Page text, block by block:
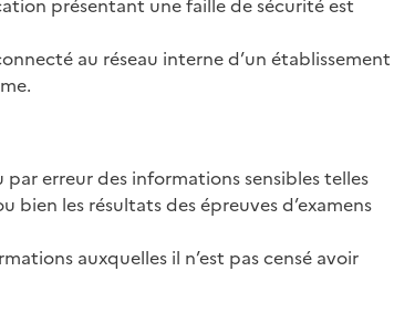
présentant une faille de sécurité est
au réseau interne d’un établissement
erreur des informations sensibles telles
bien les résultats des épreuves d’examens
auxquelles il n’est pas censé avoir